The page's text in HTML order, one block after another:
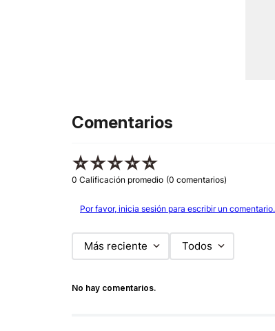
Comentarios
☆☆☆☆☆
0 Calificación promedio (0 comentarios)
Por favor, inicia sesión para escribir un comentario.
Más reciente Todos
No hay comentarios.